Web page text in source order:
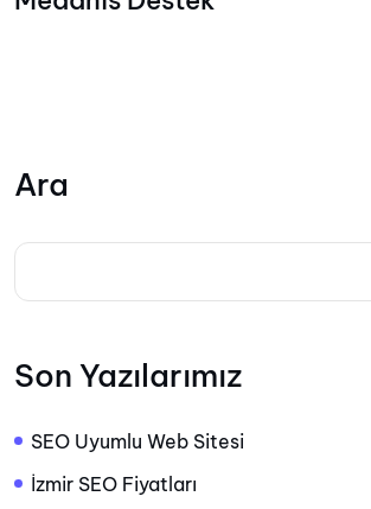
Ara
Son Yazılarımız
SEO Uyumlu Web Sitesi
İzmir SEO Fiyatları